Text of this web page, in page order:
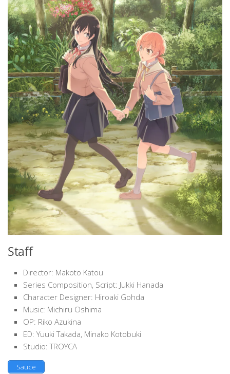
Staff
Director: Makoto Katou
Series Composition, Script: Jukki Hanada
Character Designer: Hiroaki Gohda
Music: Michiru Oshima
OP: Riko Azukina
ED: Yuuki Takada, Minako Kotobuki
Studio: TROYCA
Sauce